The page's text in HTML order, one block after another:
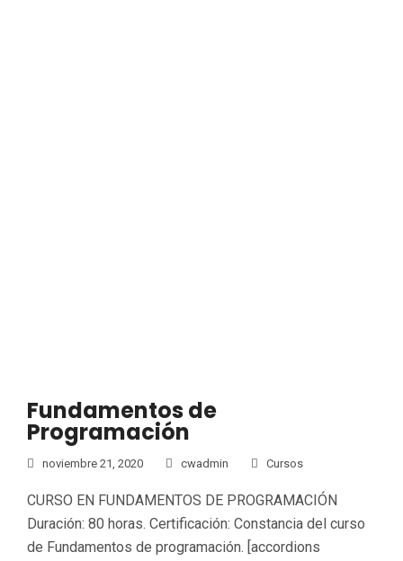
Fundamentos de
Programación
noviembre 21, 2020 cwadmin Cursos
CURSO EN FUNDAMENTOS DE PROGRAMACIÓN
Duración: 80 horas. Certificación: Constancia del curso
de Fundamentos de programación. [accordions